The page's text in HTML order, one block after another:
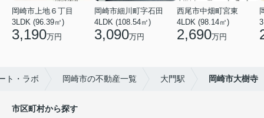
岡崎市上地６丁目
3LDK (96.39㎡)
3,190万円
岡崎市細川町字石田
4LDK (108.54㎡)
3,090万円
西尾市中畑町宮東
4LDK (98.14㎡)
2,690万円
ト・ラボ 岡崎市の不動産一覧 大門駅 岡崎市大樹寺
市区町村から探す